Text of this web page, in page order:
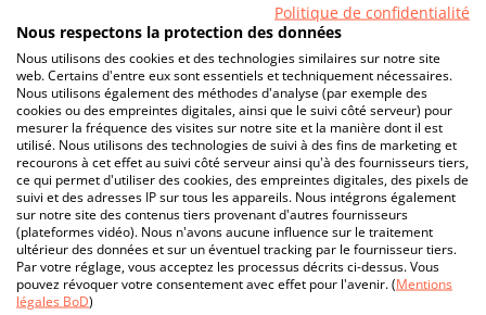
Politique de confidentialité
Nous respectons la protection des données
Nous utilisons des cookies et des technologies similaires sur notre site
web. Certains d'entre eux sont essentiels et techniquement nécessaires.
Nous utilisons également des méthodes d'analyse (par exemple des
cookies ou des empreintes digitales, ainsi que le suivi côté serveur) pour
mesurer la fréquence des visites sur notre site et la manière dont il est
utilisé. Nous utilisons des technologies de suivi à des fins de marketing et
recourons à cet effet au suivi côté serveur ainsi qu'à des fournisseurs tiers,
ce qui permet d'utiliser des cookies, des empreintes digitales, des pixels de
suivi et des adresses IP sur tous les appareils. Nous intégrons également
sur notre site des contenus tiers provenant d'autres fournisseurs
(plateformes vidéo). Nous n'avons aucune influence sur le traitement
ultérieur des données et sur un éventuel tracking par le fournisseur tiers.
Par votre réglage, vous acceptez les processus décrits ci-dessus. Vous
pouvez révoquer votre consentement avec effet pour l'avenir. (Mentions
légales BoD)